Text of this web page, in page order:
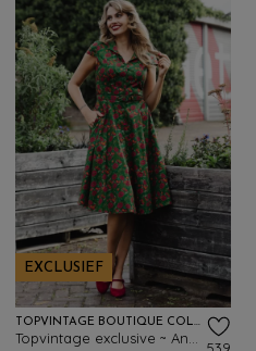
EXCLUSIEF
TOPVINTAGE BOUTIQUE COLLECTION